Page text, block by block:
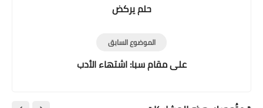
حلم يركض
الموضوع السابق
على مقام سبا: اشتهاء الأدب